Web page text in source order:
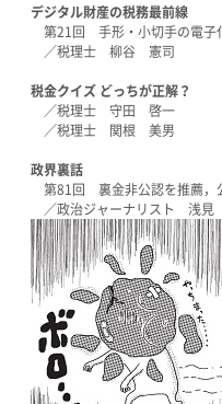
デジタル財産の税務最前線
第21回 手形・小切手の電子
／税理士 柳谷 憲司
税金クイズ どっちが正解？
／税理士 守田 啓一
／税理士 関根 美男
政界裏話
第81回 裏金非公認を推薦，
／政治ジャーナリスト 浅